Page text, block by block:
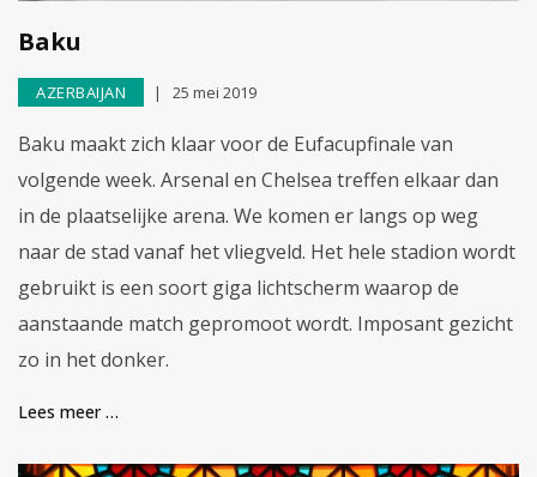
Baku
AZERBAIJAN 25 mei 2019
Baku maakt zich klaar voor de Eufacupfinale van
volgende week. Arsenal en Chelsea treffen elkaar dan
in de plaatselijke arena. We komen er langs op weg
naar de stad vanaf het vliegveld. Het hele stadion wordt
gebruikt is een soort giga lichtscherm waarop de
aanstaande match gepromoot wordt. Imposant gezicht
zo in het donker.
Lees meer …